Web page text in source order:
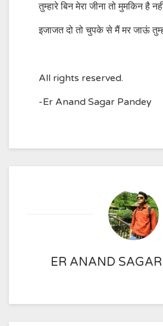
तुम्हारे बिन मेरा जीना तो मुमकिन है
इजाजत दो तो चुपके से मैं मर जाऊं
All rights reserved.
-Er Anand Sagar Pandey
ER ANAND